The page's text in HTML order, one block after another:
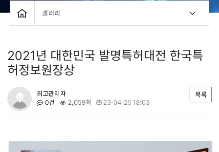
갤러리
2021년 대한민국 발명특허대전 한국특
허정보원장상
최고관리자
0건 2,059회 23-04-25 18:03
목록